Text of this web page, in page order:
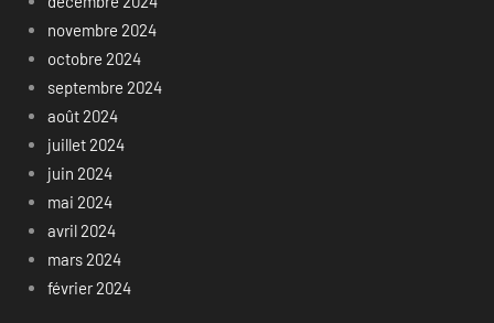
novembre 2024
octobre 2024
septembre 2024
août 2024
juillet 2024
juin 2024
mai 2024
avril 2024
mars 2024
février 2024